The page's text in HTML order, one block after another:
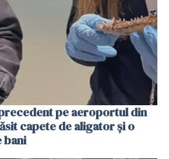
pe aeroportul din
capete de aligator și o
bani